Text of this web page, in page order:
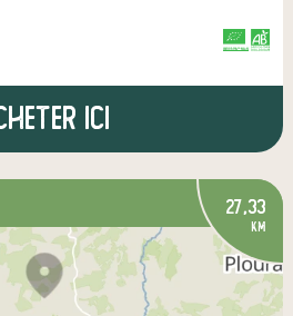
CERTIFIÉ PAR FR-BIO-01
AGRICULTURE FRANCE
ici
27,33
km